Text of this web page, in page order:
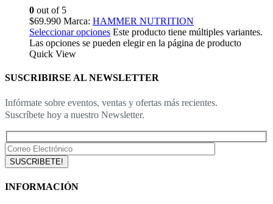
0 out of 5
$69.990 Marca: HAMMER NUTRITION
Seleccionar opciones Este producto tiene múltiples variantes.
Las opciones se pueden elegir en la página de producto
Quick View
SUSCRIBIRSE AL NEWSLETTER
Infórmate sobre eventos, ventas y ofertas más recientes.
Suscríbete hoy a nuestro Newsletter.
INFORMACIÓN